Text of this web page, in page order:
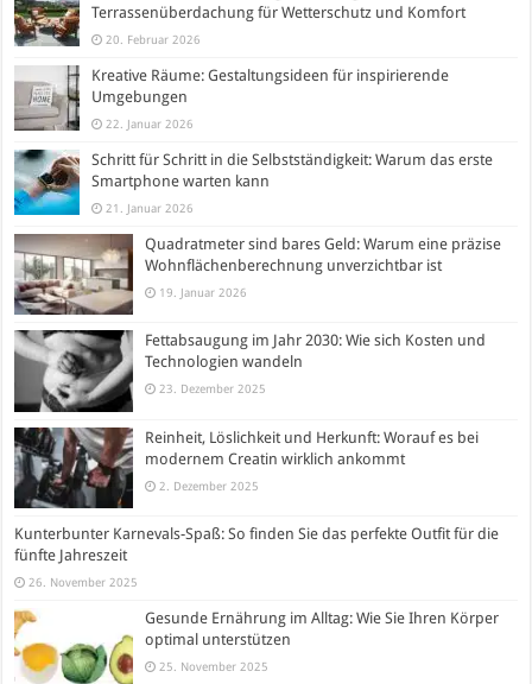
Terrassenüberdachung für Wetterschutz und Komfort
20. Februar 2026
Kreative Räume: Gestaltungsideen für inspirierende
Umgebungen
22. Januar 2026
Schritt für Schritt in die Selbstständigkeit: Warum das erste
Smartphone warten kann
21. Januar 2026
Quadratmeter sind bares Geld: Warum eine präzise
Wohnflächenberechnung unverzichtbar ist
19. Januar 2026
Fettabsaugung im Jahr 2030: Wie sich Kosten und
Technologien wandeln
23. Dezember 2025
Reinheit, Löslichkeit und Herkunft: Worauf es bei
modernem Creatin wirklich ankommt
2. Dezember 2025
Kunterbunter Karnevals-Spaß: So finden Sie das perfekte Outfit für die
fünfte Jahreszeit
26. November 2025
Gesunde Ernährung im Alltag: Wie Sie Ihren Körper
optimal unterstützen
25. November 2025